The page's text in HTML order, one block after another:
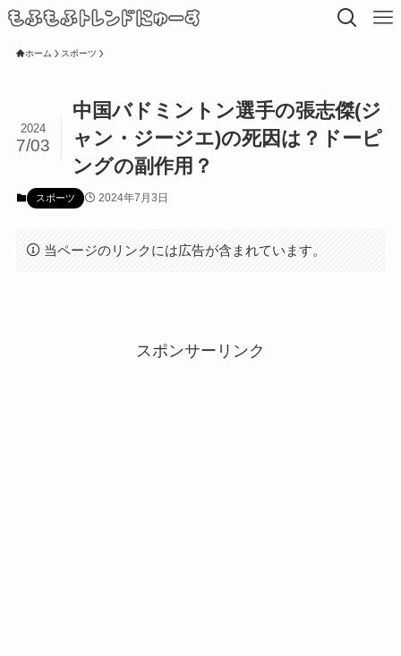
ホーム スポーツ
中国バドミントン選手の張志傑(ジ
ャン・ジージエ)の死因は？ドーピ
ングの副作用？
2024
7/03
スポーツ 2024年7月3日
当ページのリンクには広告が含まれています。
スポンサーリンク